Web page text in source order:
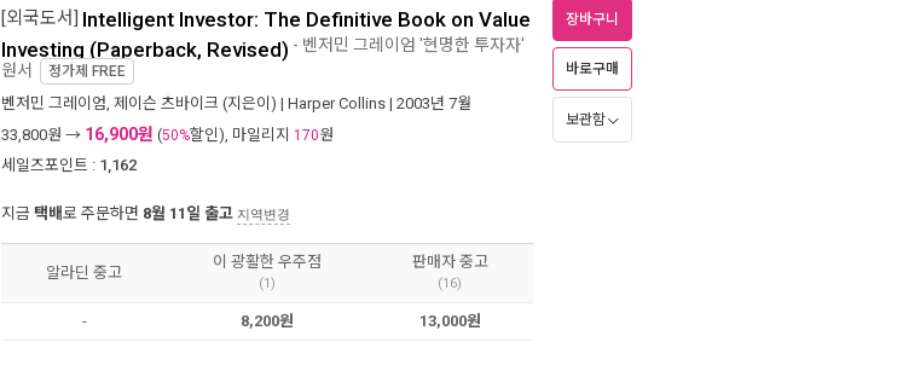
[외국도서] Intelligent Investor: The Definitive Book on Value
Investing (Paperback, Revised) - 벤저민 그레이엄 '현명한 투자자'
원서 정가제 FREE
벤저민 그레이엄 제이슨 츠바이크 (지은이) | Harper Collins | 2003년 7월
33,800원 → 16,900원 (50%할인), 마일리지 170원
세일즈포인트 : 1,162
지금 택배로 주문하면 8월 11일 출고 지역변경
장바구니
바로구매
보관함
알라딘 중고
이 광활한 우주점
(1)
판매자 중고
(16)
- 8,200원 13,000원